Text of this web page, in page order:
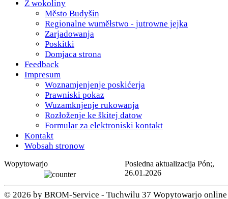
Z wokoliny
Město Budyšin
Regionalne wuměłstwo - jutrowne jejka
Zarjadowanja
Poskitki
Domjaca strona
Feedback
Impresum
Woznamjenjenje poskićerja
Prawniski pokaz
Wuzamknjenje rukowanja
Rozłoženje ke škitej datow
Formular za elektroniski kontakt
Kontakt
Wobsah stronow
Wopytowarjo
Posledna aktualizacija Pón;,
26.01.2026
© 2026 by BROM-Service - Tuchwilu 37 Wopytowarjo online